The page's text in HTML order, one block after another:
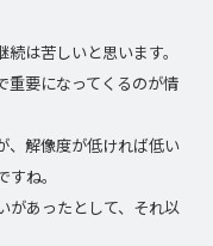
は苦しいと思います。
重要になってくるのが情
、解像度が低ければ低い
ね。
があったとして、それ以